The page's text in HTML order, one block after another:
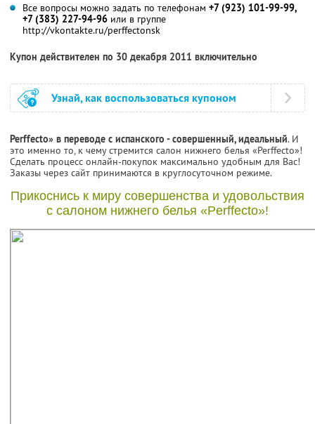
Все вопросы можно задать по телефонам +7 (923) 101-99-99,
+7 (383) 227-94-96 или в группе
http://vkontakte.ru/perffectonsk
Купон действителен по 30 декабря 2011 включительно
Узнай, как воспользоваться купоном
Perffecto» в переводе с испанского - совершенный, идеальный. И
это именно то, к чему стремится салон нижнего белья «Perffecto»!
Сделать процесс онлайн-покупок максимально удобным для Вас!
Заказы через сайт принимаются в круглосуточном режиме.
Прикоснись к миру совершенства и удовольствия
с салоном нижнего белья «Perffecto»!